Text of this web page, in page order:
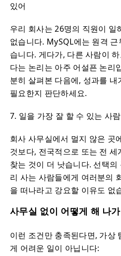
있어
우리 회사는 26명의 직원이 일
없습니다. MySQL에는 원격
습니다. 게다가, 다른 사람이
다는 논리는 아주 어설픈 논리
분히 살펴본 다음에, 성과를
필요한지 판단하세요.
7. 일을 가장 잘 할 수 있는 사
회사 사무실에서 멀지 않은 곳
것보다, 전국적으로 또는 전
찾는 것이 더 낫습니다. 선택
리 사는 사람들에게 여러분의
을 떠나라고 강요할 이유도 없
사무실 없이 어떻게 해 나
이런 조건만 충족된다면, 가상
게 어려운 일이 아닙니다: